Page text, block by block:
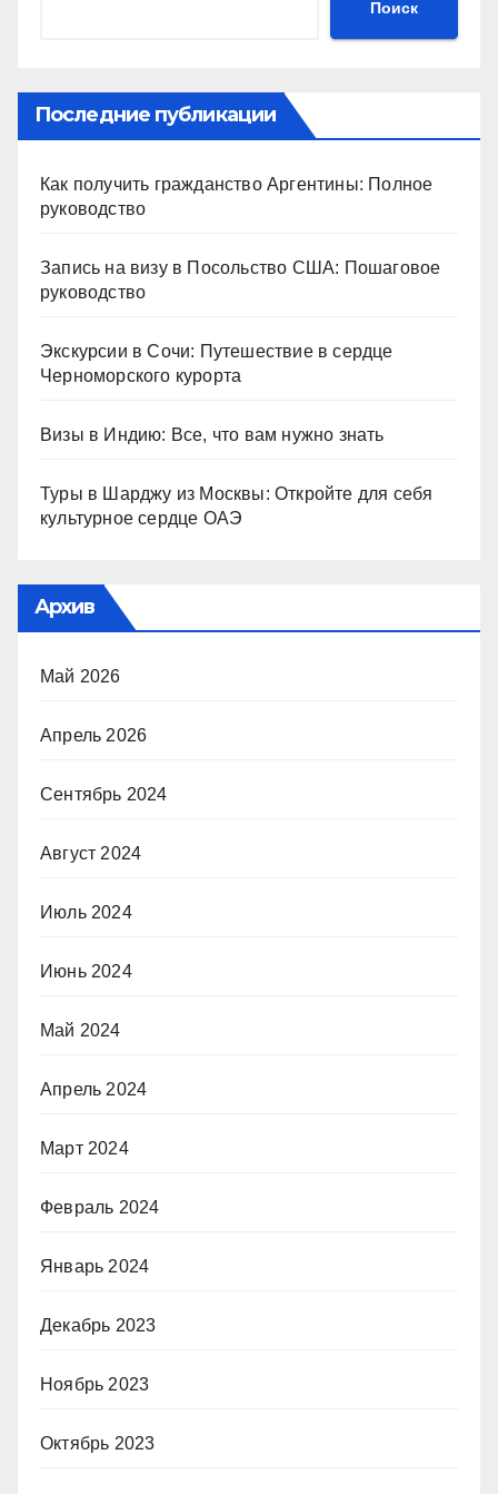
Поиск
Последние публикации
Как получить гражданство Аргентины: Полное
руководство
Запись на визу в Посольство США: Пошаговое
руководство
Экскурсии в Сочи: Путешествие в сердце
Черноморского курорта
Визы в Индию: Все, что вам нужно знать
Туры в Шарджу из Москвы: Откройте для себя
культурное сердце ОАЭ
Архив
Май 2026
Апрель 2026
Сентябрь 2024
Август 2024
Июль 2024
Июнь 2024
Май 2024
Апрель 2024
Март 2024
Февраль 2024
Январь 2024
Декабрь 2023
Ноябрь 2023
Октябрь 2023